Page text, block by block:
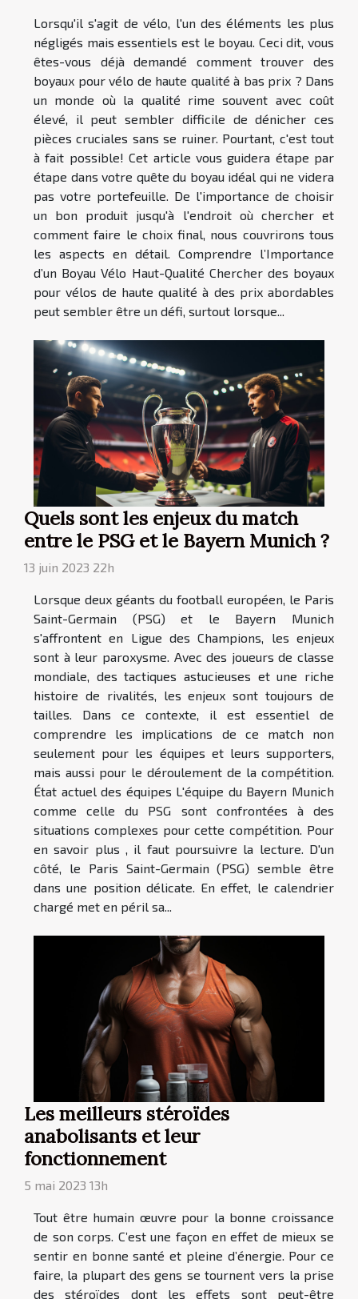
Lorsqu'il s'agit de vélo, l'un des éléments les plus
négligés mais essentiels est le boyau. Ceci dit, vous
êtes-vous déjà demandé comment trouver des
boyaux pour vélo de haute qualité à bas prix ? Dans
un monde où la qualité rime souvent avec coût
élevé, il peut sembler difficile de dénicher ces
pièces cruciales sans se ruiner. Pourtant, c'est tout
à fait possible! Cet article vous guidera étape par
étape dans votre quête du boyau idéal qui ne videra
pas votre portefeuille. De l'importance de choisir
un bon produit jusqu'à l'endroit où chercher et
comment faire le choix final, nous couvrirons tous
les aspects en détail. Comprendre l’Importance
d’un Boyau Vélo Haut-Qualité Chercher des boyaux
pour vélos de haute qualité à des prix abordables
peut sembler être un défi, surtout lorsque...
Quels sont les enjeux du match
entre le PSG et le Bayern Munich ?
13 juin 2023 22h
Lorsque deux géants du football européen, le Paris
Saint-Germain (PSG) et le Bayern Munich
s'affrontent en Ligue des Champions, les enjeux
sont à leur paroxysme. Avec des joueurs de classe
mondiale, des tactiques astucieuses et une riche
histoire de rivalités, les enjeux sont toujours de
tailles. Dans ce contexte, il est essentiel de
comprendre les implications de ce match non
seulement pour les équipes et leurs supporters,
mais aussi pour le déroulement de la compétition.
État actuel des équipes L'équipe du Bayern Munich
comme celle du PSG sont confrontées à des
situations complexes pour cette compétition. Pour
en savoir plus , il faut poursuivre la lecture. D'un
côté, le Paris Saint-Germain (PSG) semble être
dans une position délicate. En effet, le calendrier
chargé met en péril sa...
Les meilleurs stéroïdes
anabolisants et leur
fonctionnement
5 mai 2023 13h
Tout être humain œuvre pour la bonne croissance
de son corps. C’est une façon en effet de mieux se
sentir en bonne santé et pleine d’énergie. Pour ce
faire, la plupart des gens se tournent vers la prise
des stéroïdes dont les effets sont peut-être